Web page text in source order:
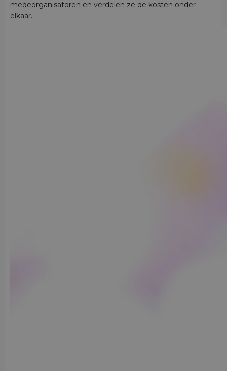
medeorganisatoren en verdelen ze de kosten onder
elkaar.